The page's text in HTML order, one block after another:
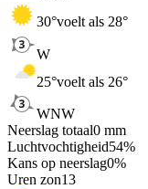
30°voelt als 28°
W
25°voelt als 26°
WNW
Neerslag totaal0 mm
Luchtvochtigheid54%
Kans op neerslag0%
Uren zon13